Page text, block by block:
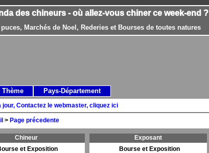
des chineurs - où allez-vous chiner ce week-end ?
Marchés de Noel, Rederies et Bourses de toutes natures
Contactez le webmaster, cliquez ici
> Page précedente
Chineur
et Exposition
Exposant
Bourse et Exposition
Thème Pays-Département